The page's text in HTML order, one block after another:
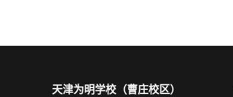
天津为明学校（曹庄校区）